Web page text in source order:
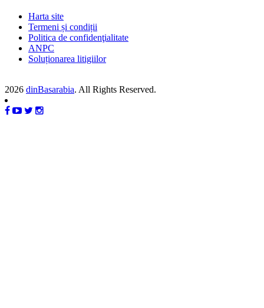
Harta site
Termeni și condiții
Politica de confidenţialitate
ANPC
Soluționarea litigiilor
2026 dinBasarabia. All Rights Reserved.